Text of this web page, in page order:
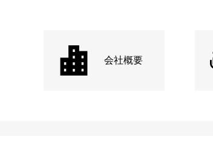
会社概要